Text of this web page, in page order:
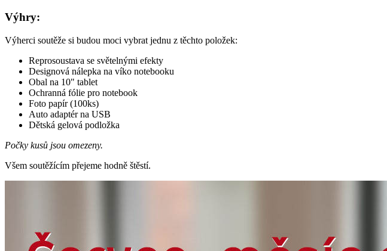
Výhry:
Výherci soutěže si budou moci vybrat jednu z těchto položek:
Reprosoustava se světelnými efekty
Designová nálepka na víko notebooku
Obal na 10" tablet
Ochranná fólie pro notebook
Foto papír (100ks)
Auto adaptér na USB
Dětská gelová podložka
Počky kusů jsou omezeny.
Všem soutěžícím přejeme hodně štěstí.